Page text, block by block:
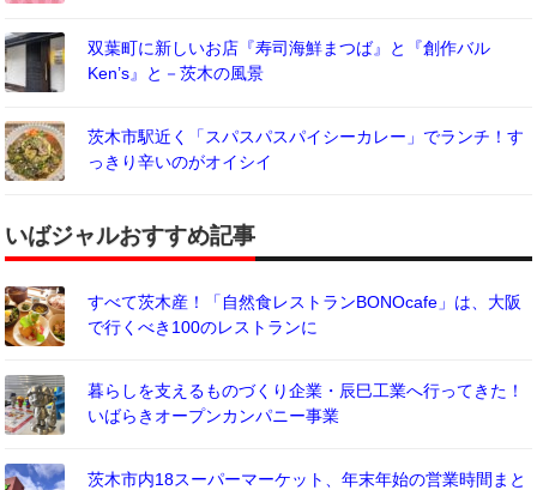
双葉町に新しいお店『寿司海鮮まつば』と『創作バル
Ken’s』と－茨木の風景
茨木市駅近く「スパスパスパイシーカレー」でランチ！す
っきり辛いのがオイシイ
いばジャルおすすめ記事
すべて茨木産！「自然食レストランBONOcafe」は、大阪
で行くべき100のレストランに
暮らしを支えるものづくり企業・辰巳工業へ行ってきた！
いばらきオープンカンパニー事業
茨木市内18スーパーマーケット、年末年始の営業時間まと